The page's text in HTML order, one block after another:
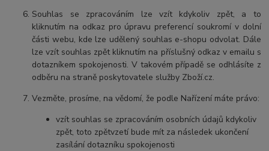
Souhlas se zpracováním lze vzít kdykoliv zpět, a to
kliknutím na odkaz pro úpravu preferencí soukromí v dolní
části webu, kde lze udělený souhlas e-shopu odvolat. Dále
lze vzít souhlas zpět kliknutím na příslušný odkaz v emailu s
dotazníkem spokojenosti. V takovém případě se odhlásíte z
odběru na straně poskytovatele služby Zboží.cz.
Vezměte, prosíme, na vědomí, že podle Nařízení máte právo:
vzít souhlas se zpracováním osobních údajů kdykoliv
zpět, toto zpětvzetí bude mít za následek ukončení
zasílání dotazníku spokojenosti